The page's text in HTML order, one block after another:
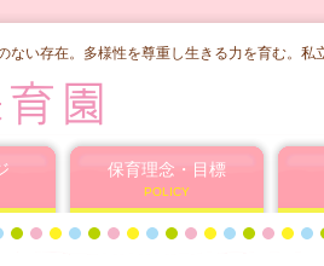
ない存在。多様性を尊重し生きる力を育む。私
保育理念・目標
POLICY